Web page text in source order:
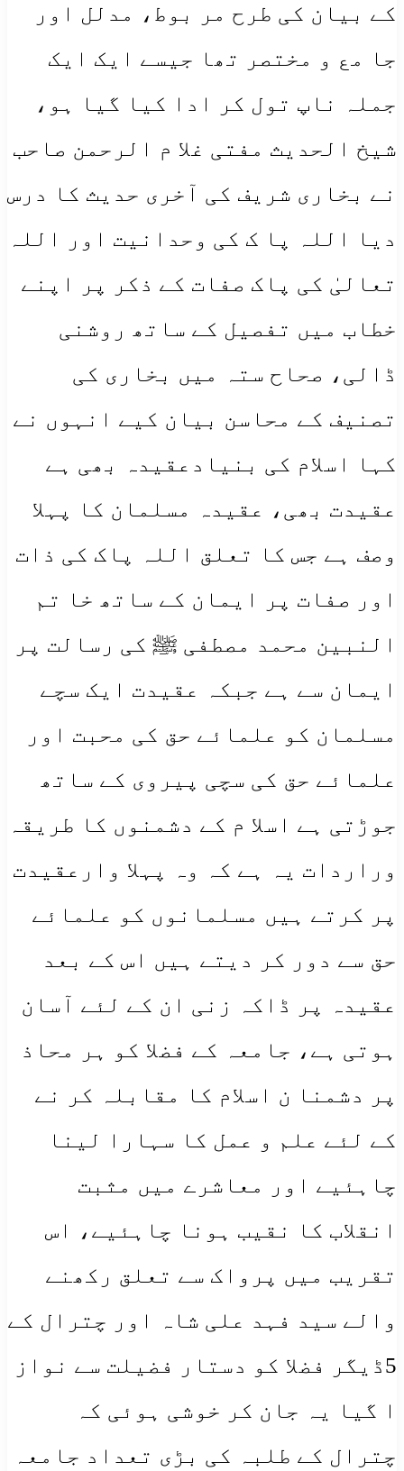
کے بیان کی طرح مر بوط، مدلل اور
جا مع و مختصر تھا جیسے ایک ایک
جملہ ناپ تول کر ادا کیا گیا ہو،
شیخ الحدیث مفتی غلا م الرحمن صاحب
نے بخاری شریف کی آخری حدیث کا درس
دیا اللہ پا ک کی وحدانیت اور اللہ
تعالیٰ کی پاک صفات کے ذکر پر اپنے
خطاب میں تفصیل کے ساتھ روشنی
ڈالی، صحاح ستہ میں بخاری کی
تصنیف کے محاسن بیان کیے انہوں نے
کہا اسلام کی بنیادعقیدہ بھی ہے
عقیدت بھی، عقیدہ مسلمان کا پہلا
وصف ہے جس کا تعلق اللہ پاک کی ذات
اور صفات پر ایمان کے ساتھ خا تم
النبین محمد مصطفی ﷺ کی رسالت پر
ایمان سے ہے جبکہ عقیدت ایک سچے
مسلمان کو علمائے حق کی محبت اور
علمائے حق کی سچی پیروی کے ساتھ
جوڑتی ہے اسلا م کے دشمنوں کا طریقہ
وراردات یہ ہے کہ وہ پہلا وارعقیدت
پر کرتے ہیں مسلمانوں کو علمائے
حق سے دور کر دیتے ہیں اس کے بعد
عقیدہ پر ڈاکہ زنی ان کے لئے آسان
ہوتی ہے، جامعہ کے فضلا کو ہر محاذ
پر دشمنا ن اسلام کا مقابلہ کر نے
کے لئے علم و عمل کا سہارا لینا
چاہئیے اور معاشرے میں مثبت
انقلاب کا نقیب ہونا چاہئیے، اس
تقریب میں پرواک سے تعلق رکھنے
والے سید فہد علی شاہ اور چترال کے
5ڈیگر فضلا کو دستار فضیلت سے نواز
ا گیا یہ جان کر خوشی ہوئی کہ
چترال کے طلبہ کی بڑی تعداد جامعہ